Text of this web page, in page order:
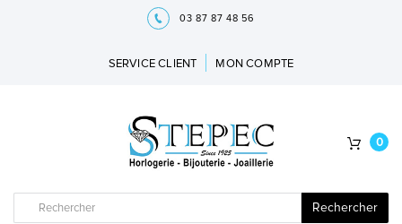
03 87 87 48 56
SERVICE CLIENT MON COMPTE
Rechercher
0